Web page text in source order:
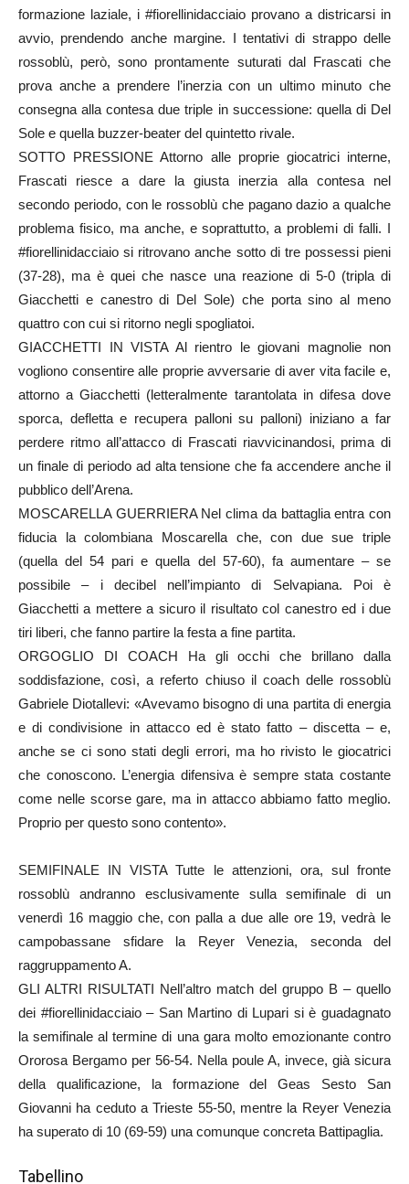
formazione laziale, i #fiorellinidacciaio provano a districarsi in
avvio, prendendo anche margine. I tentativi di strappo delle
rossoblù, però, sono prontamente suturati dal Frascati che
prova anche a prendere l’inerzia con un ultimo minuto che
consegna alla contesa due triple in successione: quella di Del
Sole e quella buzzer-beater del quintetto rivale.
SOTTO PRESSIONE Attorno alle proprie giocatrici interne,
Frascati riesce a dare la giusta inerzia alla contesa nel
secondo periodo, con le rossoblù che pagano dazio a qualche
problema fisico, ma anche, e soprattutto, a problemi di falli. I
#fiorellinidacciaio si ritrovano anche sotto di tre possessi pieni
(37-28), ma è quei che nasce una reazione di 5-0 (tripla di
Giacchetti e canestro di Del Sole) che porta sino al meno
quattro con cui si ritorno negli spogliatoi.
GIACCHETTI IN VISTA Al rientro le giovani magnolie non
vogliono consentire alle proprie avversarie di aver vita facile e,
attorno a Giacchetti (letteralmente tarantolata in difesa dove
sporca, defletta e recupera palloni su palloni) iniziano a far
perdere ritmo all’attacco di Frascati riavvicinandosi, prima di
un finale di periodo ad alta tensione che fa accendere anche il
pubblico dell’Arena.
MOSCARELLA GUERRIERA Nel clima da battaglia entra con
fiducia la colombiana Moscarella che, con due sue triple
(quella del 54 pari e quella del 57-60), fa aumentare – se
possibile – i decibel nell’impianto di Selvapiana. Poi è
Giacchetti a mettere a sicuro il risultato col canestro ed i due
tiri liberi, che fanno partire la festa a fine partita.
ORGOGLIO DI COACH Ha gli occhi che brillano dalla
soddisfazione, così, a referto chiuso il coach delle rossoblù
Gabriele Diotallevi: «Avevamo bisogno di una partita di energia
e di condivisione in attacco ed è stato fatto – discetta – e,
anche se ci sono stati degli errori, ma ho rivisto le giocatrici
che conoscono. L’energia difensiva è sempre stata costante
come nelle scorse gare, ma in attacco abbiamo fatto meglio.
Proprio per questo sono contento».
SEMIFINALE IN VISTA Tutte le attenzioni, ora, sul fronte
rossoblù andranno esclusivamente sulla semifinale di un
venerdì 16 maggio che, con palla a due alle ore 19, vedrà le
campobassane sfidare la Reyer Venezia, seconda del
raggruppamento A.
GLI ALTRI RISULTATI Nell’altro match del gruppo B – quello
dei #fiorellinidacciaio – San Martino di Lupari si è guadagnato
la semifinale al termine di una gara molto emozionante contro
Ororosa Bergamo per 56-54. Nella poule A, invece, già sicura
della qualificazione, la formazione del Geas Sesto San
Giovanni ha ceduto a Trieste 55-50, mentre la Reyer Venezia
ha superato di 10 (69-59) una comunque concreta Battipaglia.
Tabellino